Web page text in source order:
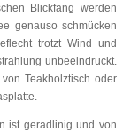
Blickfang werden
genauso schmücken
trotzt Wind und
unbeeindruckt.
Teakholztisch oder
ist geradlinig und von